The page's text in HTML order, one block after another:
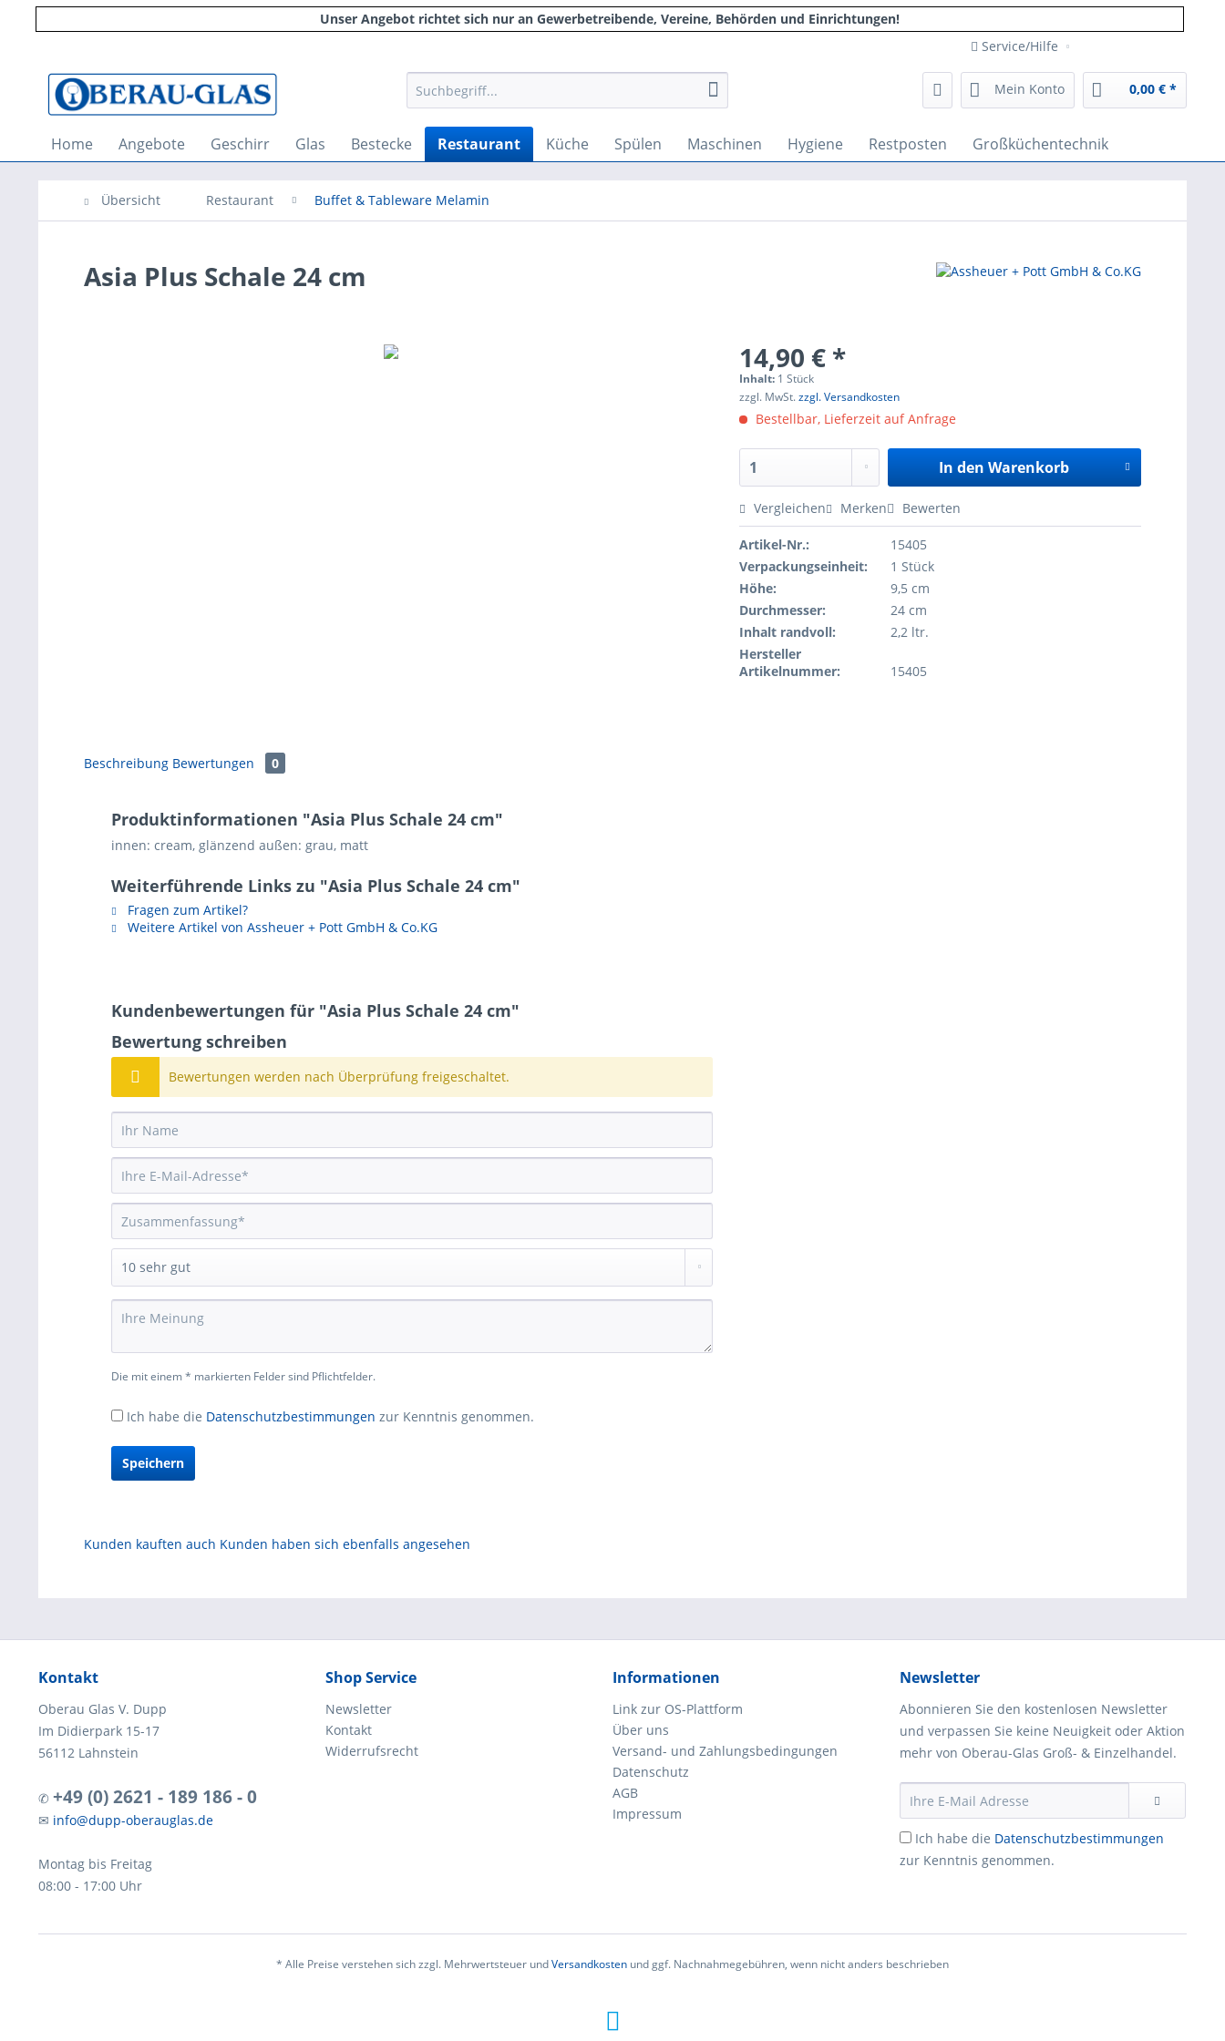
Unser Angebot richtet sich nur an Gewerbetreibende, Vereine, Behörden und Einrichtungen!
Service/Hilfe
Mein Konto 0,00 € *
Home Angebote Geschirr Glas Bestecke Restaurant Küche Spülen Maschinen Hygiene Restposten Großküchentechnik
Übersicht Restaurant Buffet & Tableware Melamin
Asia Plus Schale 24 cm
14,90 € *
Inhalt: 1 Stück
zzgl. MwSt.zzgl. Versandkosten
Bestellbar, Lieferzeit auf Anfrage
In den Warenkorb
Vergleichen Merken Bewerten
Artikel-Nr.:
15405
Verpackungseinheit:
1 Stück
Höhe:
9,5 cm
Durchmesser:
24 cm
Inhalt randvoll:
2,2 ltr.
Hersteller
Artikelnummer:
15405
Beschreibung Bewertungen 0
Produktinformationen "Asia Plus Schale 24 cm"
innen: cream, glänzend außen: grau, matt
Weiterführende Links zu "Asia Plus Schale 24 cm"
Fragen zum Artikel?
Weitere Artikel von Assheuer + Pott GmbH & Co.KG
Kundenbewertungen für "Asia Plus Schale 24 cm"
Bewertung schreiben
Bewertungen werden nach Überprüfung freigeschaltet.
Die mit einem * markierten Felder sind Pflichtfelder.
Ich habe die Datenschutzbestimmungen zur Kenntnis genommen.
Speichern
Kunden kauften auch Kunden haben sich ebenfalls angesehen
Kontakt
Oberau Glas V. Dupp
Im Didierpark 15-17
56112 Lahnstein
✆ +49 (0) 2621 - 189 186 - 0
✉ info@dupp-oberauglas.de
Montag bis Freitag
08:00 - 17:00 Uhr
Shop Service
Newsletter
Kontakt
Widerrufsrecht
Informationen
Link zur OS-Plattform
Über uns
Versand- und Zahlungsbedingungen
Datenschutz
AGB
Impressum
Newsletter
Abonnieren Sie den kostenlosen Newsletter
und verpassen Sie keine Neuigkeit oder Aktion
mehr von Oberau-Glas Groß- & Einzelhandel.
Ich habe die Datenschutzbestimmungen
zur Kenntnis genommen.
* Alle Preise verstehen sich zzgl. Mehrwertsteuer undVersandkosten und ggf. Nachnahmegebühren, wenn nicht anders beschrieben